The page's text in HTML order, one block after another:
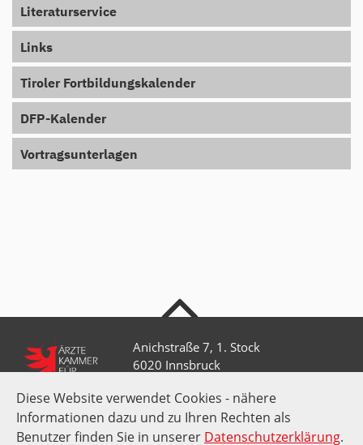
Diese Website verwendet Cookies - nähere
Informationen dazu und zu Ihren Rechten als
Benutzer finden Sie in unserer Datenschutzerklärung.
Literaturservice
Links
Tiroler Fortbildungskalender
DFP-Kalender
Vortragsunterlagen
Anichstraße 7, 1. Stock
6020 Innsbruck
+43 512 52 0 58-0
kammer@aektirol.at